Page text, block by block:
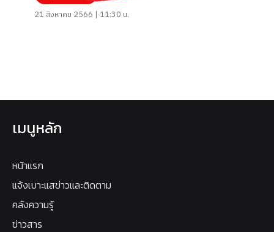
21 สิงหาคม 2566 | 11:30 น.
เมนูหลัก
หน้าแรก
แจ้งเบาะแสข่าวและติดตาม
คลังความรู้
ข่าวสาร